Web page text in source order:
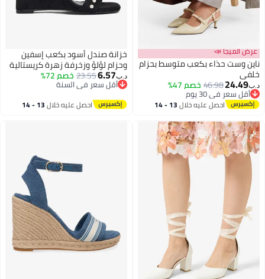
عرض الميجا 📣
ناين وست حذاء بكعب متوسط بحزام
خلفي
د.ب‏24.49
46.98خصم 47%
أقل سعر في 30 يوم
أقل سعر في 30 يوماحصل عليه خلال 13 - 14
خزانة صندل أسود بكعب إسفين
وحزام لؤلؤ وزخرفة زهرة كريستالية
د.ب‏6.57
23.55خصم 72%
أقل سعر في السنة
احصل عليه خلال 13 - 14